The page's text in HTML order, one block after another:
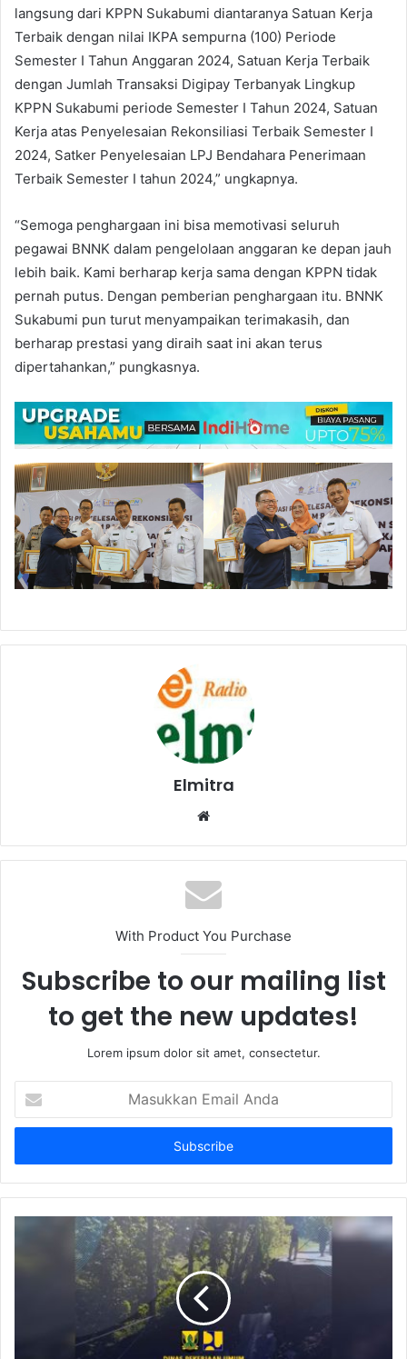
langsung dari KPPN Sukabumi diantaranya Satuan Kerja
Terbaik dengan nilai IKPA sempurna (100) Periode
Semester I Tahun Anggaran 2024, Satuan Kerja Terbaik
dengan Jumlah Transaksi Digipay Terbanyak Lingkup
KPPN Sukabumi periode Semester I Tahun 2024, Satuan
Kerja atas Penyelesaian Rekonsiliasi Terbaik Semester I
2024, Satker Penyelesaian LPJ Bendahara Penerimaan
Terbaik Semester I tahun 2024,” ungkapnya.
“Semoga penghargaan ini bisa memotivasi seluruh
pegawai BNNK dalam pengelolaan anggaran ke depan jauh
lebih baik. Kami berharap kerja sama dengan KPPN tidak
pernah putus. Dengan pemberian penghargaan itu. BNNK
Sukabumi pun turut menyampaikan terimakasih, dan
berharap prestasi yang diraih saat ini akan terus
dipertahankan,” pungkasnya.
Elmitra
Website
With Product You Purchase
Subscribe to our mailing list
to get the new updates!
Lorem ipsum dolor sit amet, consectetur.
Email
Anda